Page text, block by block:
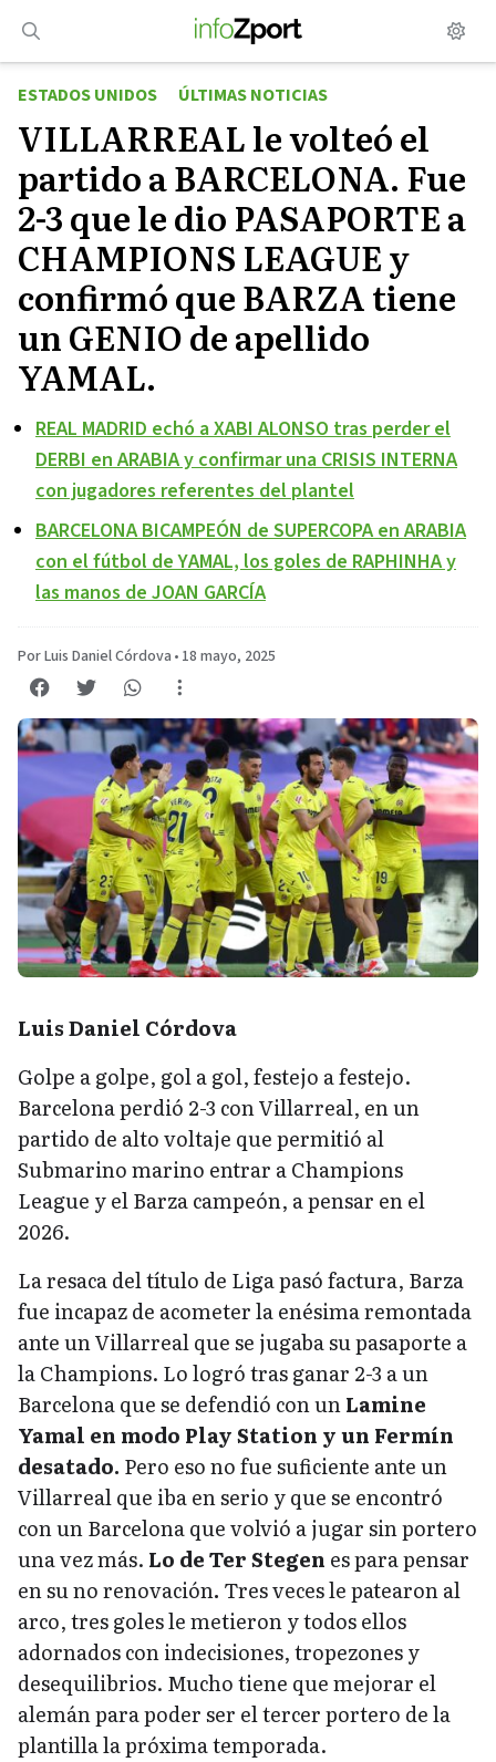
contenido
ESTADOS UNIDOS
ÚLTIMAS NOTICIAS
VILLARREAL le volteó el
partido a BARCELONA. Fue
2-3 que le dio PASAPORTE a
CHAMPIONS LEAGUE y
confirmó que BARZA tiene
un GENIO de apellido
YAMAL.
REAL MADRID echó a XABI ALONSO tras perder el
DERBI en ARABIA y confirmar una CRISIS INTERNA
con jugadores referentes del plantel
BARCELONA BICAMPEÓN de SUPERCOPA en ARABIA
con el fútbol de YAMAL, los goles de RAPHINHA y
las manos de JOAN GARCÍA
Por Luis Daniel Córdova • 18 mayo, 2025
Luis Daniel Córdova
Golpe a golpe, gol a gol, festejo a festejo.
Barcelona perdió 2-3 con Villarreal, en un
partido de alto voltaje que permitió al
Submarino marino entrar a Champions
League y el Barza campeón, a pensar en el
2026.
La resaca del título de Liga pasó factura, Barza
fue incapaz de acometer la enésima remontada
ante un Villarreal que se jugaba su pasaporte a
la Champions. Lo logró tras ganar 2-3 a un
Barcelona que se defendió con unLamine
Yamal en modo Play Station y un Fermín
desatado. Pero eso no fue suficiente ante un
Villarreal que iba en serio y que se encontró
con un Barcelona que volvió a jugar sin portero
una vez más. Lo de Ter Stegen es para pensar
en su no renovación. Tres veces le patearon al
arco, tres goles le metieron y todos ellos
adornados con indecisiones, tropezones y
desequilibrios. Mucho tiene que mejorar el
alemán para poder ser el tercer portero de la
plantilla la próxima temporada.